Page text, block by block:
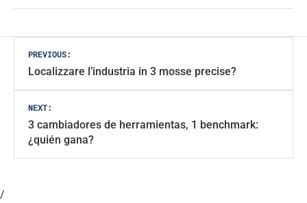
Navegación
de
entradas
PREVIOUS:
Localizzare l’industria in 3 mosse precise?
NEXT:
3 cambiadores de herramientas, 1 benchmark:
¿quién gana?
/